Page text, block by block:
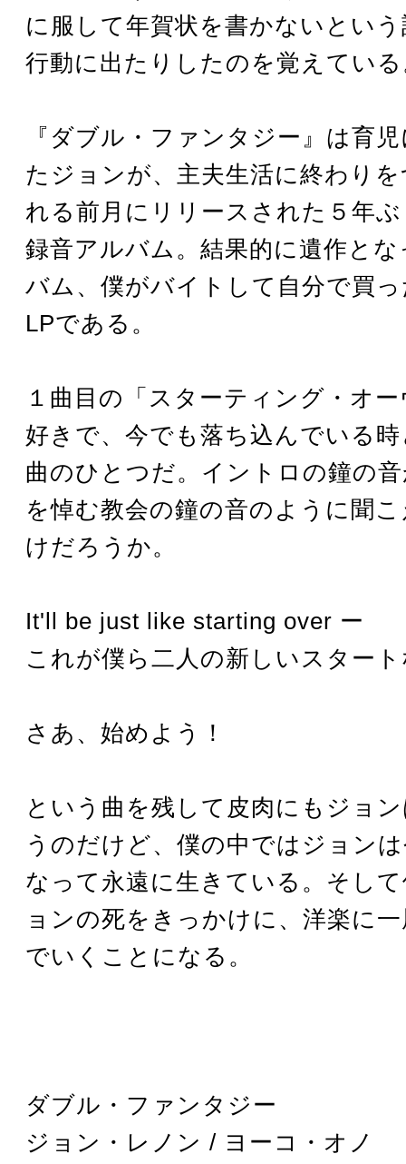
に服して年賀状を書かないとい
行動に出たりしたのを覚えてい
『ダブル・ファンタジー』は育
たジョンが、主夫生活に終わり
れる前月にリリースされた５年
録音アルバム。結果的に遺作と
バム、僕がバイトして自分で買
LPである。
１曲目の「スターティング・オ
好きで、今でも落ち込んでいる
曲のひとつだ。イントロの鐘の
を悼む教会の鐘の音のように聞
けだろうか。
It'll be just like starting over ー
これが僕ら二人の新しいスター
さあ、始めよう！
という曲を残して皮肉にもジョ
うのだけど、僕の中ではジョン
なって永遠に生きている。そし
ョンの死をきっかけに、洋楽に
でいくことになる。
ダブル・ファンタジー
ジョン・レノン / ヨーコ・オノ